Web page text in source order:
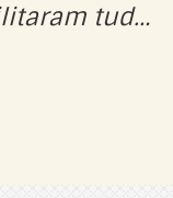
tudo
muito